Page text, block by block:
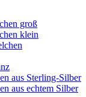
groß
klein
aus Sterling-Silber
aus echtem Silber